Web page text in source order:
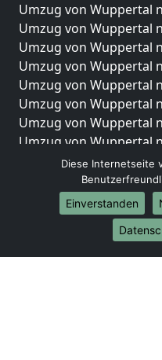
Umzug von Wuppertal
Umzug von Wuppertal
Umzug von Wuppertal
Umzug von Wuppertal
Umzug von Wuppertal
Umzug von Wuppertal
Umzug von Wuppertal
Umzug von Wuppertal
Umzug von Wuppertal
Umzug von Wuppertal
Internationale-
Umzug von Wuppertal
Umzug von Wuppertal
Diese Internetseite
Einverstanden